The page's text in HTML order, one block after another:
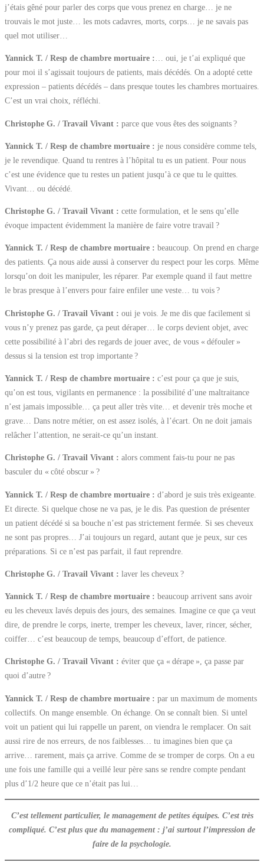
j’étais gêné pour parler des corps que vous prenez en charge… je ne
trouvais le mot juste… les mots cadavres, morts, corps… je ne savais pas
quel mot utiliser…
Yannick T. / Resp de chambre mortuaire :… oui, je t’ai expliqué que
pour moi il s’agissait toujours de patients, mais décédés. On a adopté cette
expression – patients décédés – dans presque toutes les chambres mortuaires.
C’est un vrai choix, réfléchi.
Christophe G. / Travail Vivant : parce que vous êtes des soignants ?
Yannick T. / Resp de chambre mortuaire : je nous considère comme tels,
je le revendique. Quand tu rentres à l’hôpital tu es un patient. Pour nous
c’est une évidence que tu restes un patient jusqu’à ce que tu le quittes.
Vivant… ou décédé.
Christophe G. / Travail Vivant : cette formulation, et le sens qu’elle
évoque impactent évidemment la manière de faire votre travail ?
Yannick T. / Resp de chambre mortuaire : beaucoup. On prend en charge
des patients. Ça nous aide aussi à conserver du respect pour les corps. Même
lorsqu’on doit les manipuler, les réparer. Par exemple quand il faut mettre
le bras presque à l’envers pour faire enfiler une veste… tu vois ?
Christophe G. / Travail Vivant : oui je vois. Je me dis que facilement si
vous n’y prenez pas garde, ça peut déraper… le corps devient objet, avec
cette possibilité à l’abri des regards de jouer avec, de vous « défouler »
dessus si la tension est trop importante ?
Yannick T. / Resp de chambre mortuaire : c’est pour ça que je suis,
qu’on est tous, vigilants en permanence : la possibilité d’une maltraitance
n’est jamais impossible… ça peut aller très vite… et devenir très moche et
grave… Dans notre métier, on est assez isolés, à l’écart. On ne doit jamais
relâcher l’attention, ne serait-ce qu’un instant.
Christophe G. / Travail Vivant : alors comment fais-tu pour ne pas
basculer du « côté obscur » ?
Yannick T. / Resp de chambre mortuaire : d’abord je suis très exigeante.
Et directe. Si quelque chose ne va pas, je le dis. Pas question de présenter
un patient décédé si sa bouche n’est pas strictement fermée. Si ses cheveux
ne sont pas propres… J’ai toujours un regard, autant que je peux, sur ces
préparations. Si ce n’est pas parfait, il faut reprendre.
Christophe G. / Travail Vivant : laver les cheveux ?
Yannick T. / Resp de chambre mortuaire : beaucoup arrivent sans avoir
eu les cheveux lavés depuis des jours, des semaines. Imagine ce que ça veut
dire, de prendre le corps, inerte, tremper les cheveux, laver, rincer, sécher,
coiffer… c’est beaucoup de temps, beaucoup d’effort, de patience.
Christophe G. / Travail Vivant : éviter que ça « dérape », ça passe par
quoi d’autre ?
Yannick T. / Resp de chambre mortuaire : par un maximum de moments
collectifs. On mange ensemble. On échange. On se connaît bien. Si untel
voit un patient qui lui rappelle un parent, on viendra le remplacer. On sait
aussi rire de nos erreurs, de nos faiblesses… tu imagines bien que ça
arrive… rarement, mais ça arrive. Comme de se tromper de corps. On a eu
une fois une famille qui a veillé leur père sans se rendre compte pendant
plus d’1/2 heure que ce n’était pas lui…
C’est tellement particulier, le management de petites équipes. C’est très
compliqué. C’est plus que du management : j’ai surtout l’impression de
faire de la psychologie.